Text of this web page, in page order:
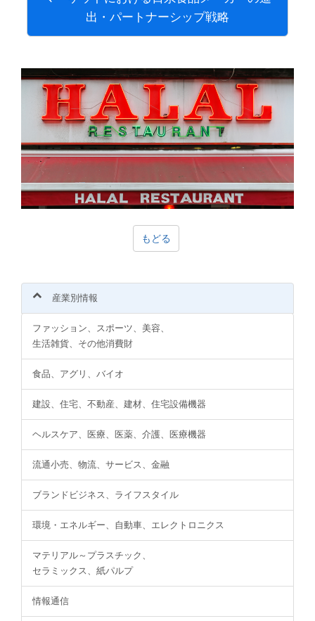
出・パートナーシップ戦略
もどる
産業別情報
ファッション、スポーツ、美容、
生活雑貨、その他消費財
食品、アグリ、バイオ
建設、住宅、不動産、建材、住宅設備機器
ヘルスケア、医療、医薬、介護、医療機器
流通小売、物流、サービス、金融
ブランドビジネス、ライフスタイル
環境・エネルギー、自動車、エレクトロニクス
マテリアル～プラスチック、
セラミックス、紙パルプ
情報通信